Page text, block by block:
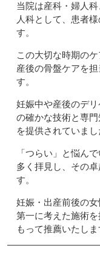
当院は産科・婦人
人科として、患者
す。
この大切な時期の
産後の骨盤ケアを
す。
妊娠中や産後のデ
の確かな技術と専
を提供されていまし
「つらい」と悩ん
多く拝見し、その
す。
妊娠・出産前後の
第一に考えた施術
もって推薦いたしま